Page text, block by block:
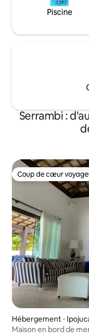
Piscine
Serrambi :
Coup de cœur
Coup de cœur
Hébergement ⋅
Maison en bord de